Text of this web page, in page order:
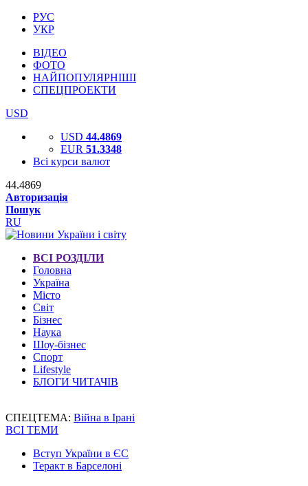
РУС
УКР
ВІДЕО
ФОТО
НАЙПОПУЛЯРНІШІ
СПЕЦПРОЕКТИ
USD
USD 44.4869
EUR 51.3348
Всі курси валют
44.4869
Авторизація
Пошук
RU
ВСІ РОЗДІЛИ
Головна
Україна
Місто
Світ
Бізнес
Наука
Шоу-бізнес
Спорт
Lifestyle
БЛОГИ ЧИТАЧІВ
СПЕЦТЕМА: Війна в Ірані
ВСІ ТЕМИ
Вступ України в ЄС
Теракт в Барселоні